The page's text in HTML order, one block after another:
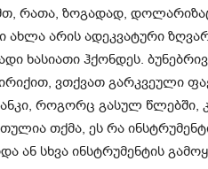
რათა, ზოგადად,
ახლა არის ადეკვატური
ხასიათი ჰქონდეს.
ვთქვათ გარკვეული
როგორც გასულ წლებში,
თქმა, ეს რა
ან სხვა ინსტრუმენტის